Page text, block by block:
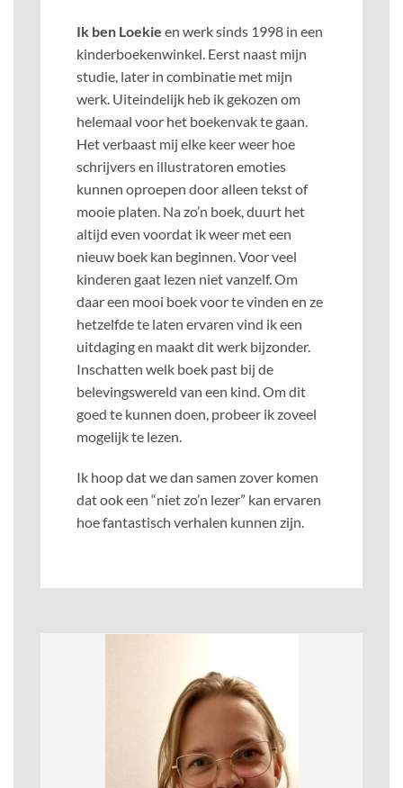
Ik ben Loekie en werk sinds 1998 in een
kinderboekenwinkel. Eerst naast mijn
studie, later in combinatie met mijn
werk. Uiteindelijk heb ik gekozen om
helemaal voor het boekenvak te gaan.
Het verbaast mij elke keer weer hoe
schrijvers en illustratoren emoties
kunnen oproepen door alleen tekst of
mooie platen. Na zo’n boek, duurt het
altijd even voordat ik weer met een
nieuw boek kan beginnen. Voor veel
kinderen gaat lezen niet vanzelf. Om
daar een mooi boek voor te vinden en ze
hetzelfde te laten ervaren vind ik een
uitdaging en maakt dit werk bijzonder.
Inschatten welk boek past bij de
belevingswereld van een kind. Om dit
goed te kunnen doen, probeer ik zoveel
mogelijk te lezen.
Ik hoop dat we dan samen zover komen
dat ook een “niet zo’n lezer” kan ervaren
hoe fantastisch verhalen kunnen zijn.